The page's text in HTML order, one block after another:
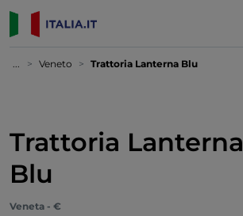
... Veneto Trattoria Lanterna Blu
Trattoria Lanterna
Blu
Veneta - €